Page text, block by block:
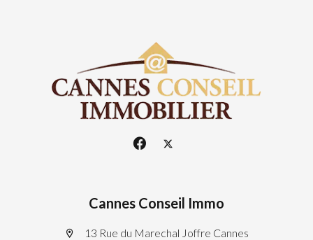
Cannes Conseil Immo
13 Rue du Marechal Joffre Cannes